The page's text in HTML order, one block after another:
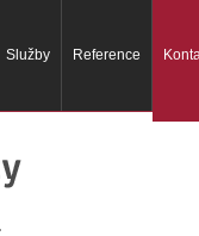
Služby Reference